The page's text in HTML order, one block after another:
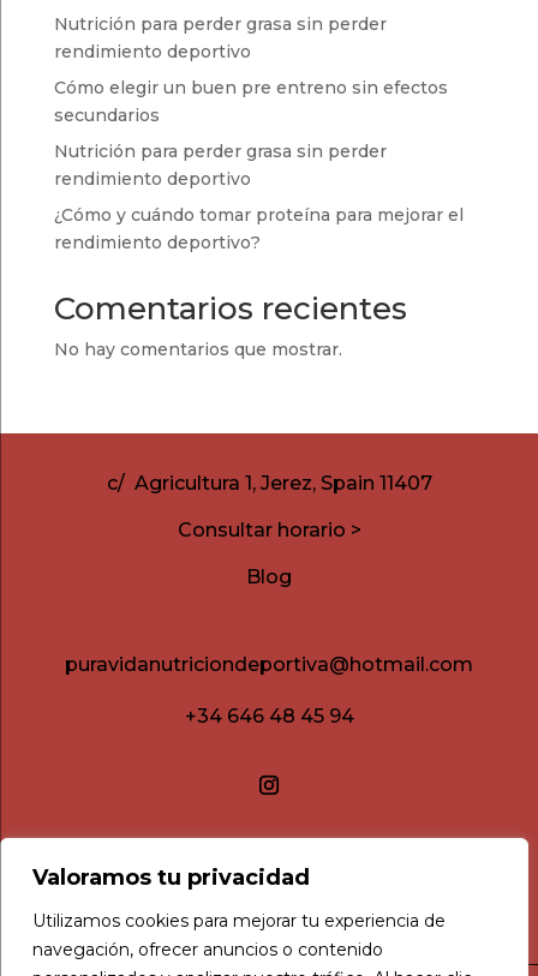
Valoramos tu privacidad
Utilizamos cookies para mejorar tu experiencia de
navegación, ofrecer anuncios o contenido
Nutrición para perder grasa sin perder
rendimiento deportivo
Cómo elegir un buen pre entreno sin efectos
secundarios
Nutrición para perder grasa sin perder
rendimiento deportivo
¿Cómo y cuándo tomar proteína para mejorar el
rendimiento deportivo?
Comentarios recientes
No hay comentarios que mostrar.
c/ Agricultura 1, Jerez, Spain 11407
Consultar horario >
Blog
puravidanutriciondeportiva@hotmail.com
+34 646 48 45 94